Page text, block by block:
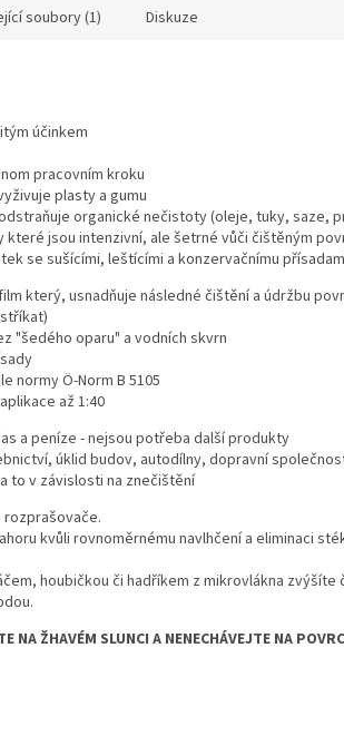
soubory (1) Diskuze
účinkem
pracovním kroku
plasty a gumu
organické nečistoty (oleje, tuky, saze,
jsou intenzivní, ale šetrné vůči čištěným
se sušícími, leštícími a konzervačnímu
který, usnadňuje následné čištění a údržbu
"šedého oparu" a vodních skvrn
normy Ö-Norm B 5105
až 1:40
a peníze - nejsou potřeba další produkty
úklid budov, autodílny, dopravní
to v závislosti na znečištění
kvůli rovnoměrnému navlhčení a eliminaci
houbičkou či hadříkem z mikrovlákna zvýšíte
NA ŽHAVÉM SLUNCI A NENECHÁVEJTE NA